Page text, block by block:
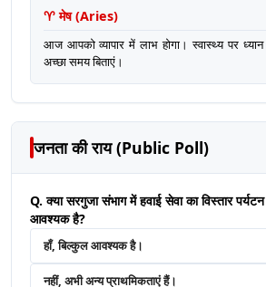
♈ मेष(Aries)
आज आपको व्यापार में लाभ होगा। स्वास्थ्य पर
अच्छा समय बिताएं।
जनता की राय (Public Poll)
Q. क्या सरगुजा संभाग में हवाई सेवा का विस्तार
आवश्यक है?
हाँ, बिल्कुल आवश्यक है।
नहीं, अभी अन्य प्राथमिकताएं हैं।